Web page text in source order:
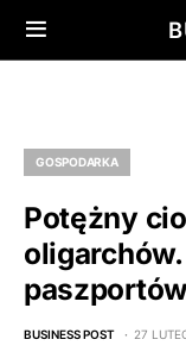
GOSPODARKA
Potężny
BUSINESS POST 27